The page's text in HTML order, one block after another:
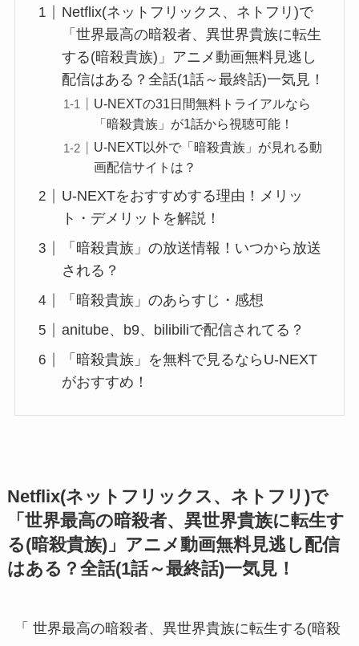
Netflix(ネットフリックス、ネトフリ)で
「世界最高の暗殺者、異世界貴族に転生
する(暗殺貴族)」アニメ動画無料見逃し
配信はある？全話(1話～最終話)一気見！
U-NEXTの31日間無料トライアルなら
「暗殺貴族」が1話から視聴可能！
U-NEXT以外で「暗殺貴族」が見れる動
画配信サイトは？
U-NEXTをおすすめする理由！メリッ
ト・デメリットを解説！
「暗殺貴族」の放送情報！いつから放送
される？
「暗殺貴族」のあらすじ・感想
anitube、b9、bilibiliで配信されてる？
「暗殺貴族」を無料で見るならU-NEXT
がおすすめ！
Netflix(ネットフリックス、ネトフリ)で
「世界最高の暗殺者、異世界貴族に転生す
る(暗殺貴族)」アニメ動画無料見逃し配信
はある？全話(1話～最終話)一気見！
「 世界最高の暗殺者、異世界貴族に転生する(暗殺